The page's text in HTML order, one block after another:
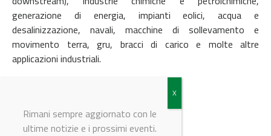
generazione di energia, impianti eolici, acqua e
desalinizzazione, navali, macchine di sollevamento e
movimento terra, gru, bracci di carico e molte altre
applicazioni industriali.
Rimani sempre aggiornato con le
ultime notizie e i prossimi eventi.